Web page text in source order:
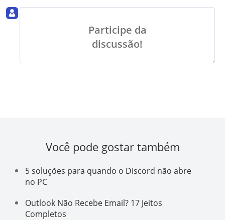
Participe da
discussão!
Você pode gostar também
5 soluções para quando o Discord não abre
no PC
Outlook Não Recebe Email? 17 Jeitos
Completos